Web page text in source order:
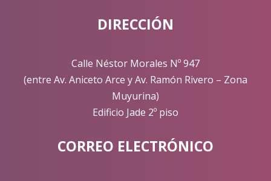
DIRECCIÓN
Calle Néstor Morales Nº 947
(entre Av. Aniceto Arce y Av. Ramón Rivero – Zona
Muyurina)
Edificio Jade 2º piso
CORREO ELECTRÓNICO